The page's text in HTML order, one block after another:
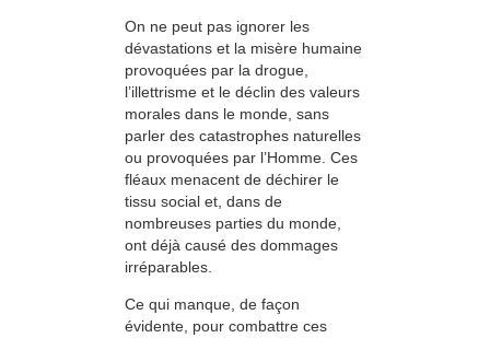
On ne peut pas ignorer les
dévastations et la misère humaine
provoquées par la drogue,
l’illettrisme et le déclin des valeurs
morales dans le monde, sans
parler des catastrophes naturelles
ou provoquées par l’Homme. Ces
fléaux menacent de déchirer le
tissu social et, dans de
nombreuses parties du monde,
ont déjà causé des dommages
irréparables.
Ce qui manque, de façon
évidente, pour combattre ces